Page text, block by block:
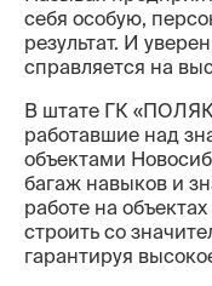
себя особую,
результат. И
справляется на
В штате ГК
работавшие над
объектами
багаж навыков и
работе на
строить со
гарантируя